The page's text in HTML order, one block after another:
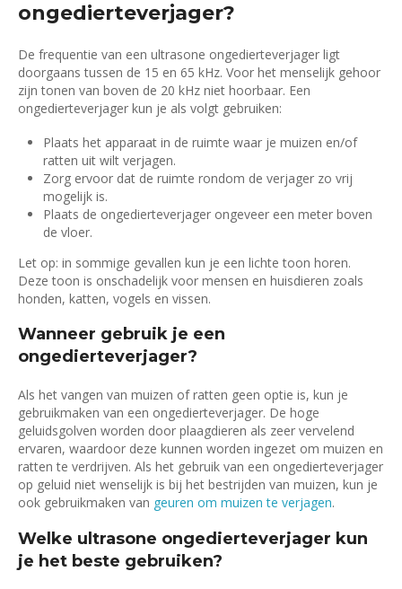
ongedierteverjager?
De frequentie van een ultrasone ongedierteverjager ligt
doorgaans tussen de 15 en 65 kHz. Voor het menselijk gehoor
zijn tonen van boven de 20 kHz niet hoorbaar. Een
ongedierteverjager kun je als volgt gebruiken:
Plaats het apparaat in de ruimte waar je muizen en/of
ratten uit wilt verjagen.
Zorg ervoor dat de ruimte rondom de verjager zo vrij
mogelijk is.
Plaats de ongedierteverjager ongeveer een meter boven
de vloer.
Let op: in sommige gevallen kun je een lichte toon horen.
Deze toon is onschadelijk voor mensen en huisdieren zoals
honden, katten, vogels en vissen.
Wanneer gebruik je een
ongedierteverjager?
Als het vangen van muizen of ratten geen optie is, kun je
gebruikmaken van een ongedierteverjager. De hoge
geluidsgolven worden door plaagdieren als zeer vervelend
ervaren, waardoor deze kunnen worden ingezet om muizen en
ratten te verdrijven. Als het gebruik van een ongedierteverjager
op geluid niet wenselijk is bij het bestrijden van muizen, kun je
ook gebruikmaken van geuren om muizen te verjagen.
Welke ultrasone ongedierteverjager kun
je het beste gebruiken?